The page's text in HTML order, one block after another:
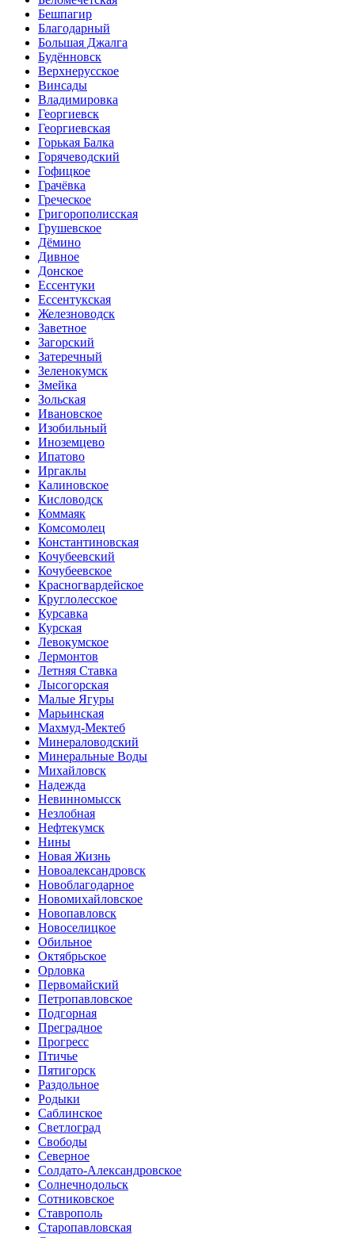
Бешпагир
Благодарный
Большая Джалга
Будённовск
Верхнерусское
Винсады
Владимировка
Георгиевск
Георгиевская
Горькая Балка
Горячеводский
Гофицкое
Грачёвка
Греческое
Григорополисская
Грушевское
Дёмино
Дивное
Донское
Ессентуки
Ессентукская
Железноводск
Заветное
Загорский
Затеречный
Зеленокумск
Змейка
Зольская
Ивановское
Изобильный
Иноземцево
Ипатово
Иргаклы
Калиновское
Кисловодск
Коммаяк
Комсомолец
Константиновская
Кочубеевский
Кочубеевское
Красногвардейское
Круглолесское
Курсавка
Курская
Левокумское
Лермонтов
Летняя Ставка
Лысогорская
Малые Ягуры
Марьинская
Махмуд-Мектеб
Минераловодский
Минеральные Воды
Михайловск
Надежда
Невинномысск
Незлобная
Нефтекумск
Нины
Новая Жизнь
Новоалександровск
Новоблагодарное
Новомихайловское
Новопавловск
Новоселицкое
Обильное
Октябрьское
Орловка
Первомайский
Петропавловское
Подгорная
Преградное
Прогресс
Птичье
Пятигорск
Раздольное
Родыки
Саблинское
Светлоград
Свободы
Северное
Солдато-Александровское
Солнечнодольск
Сотниковское
Ставрополь
Старопавловская